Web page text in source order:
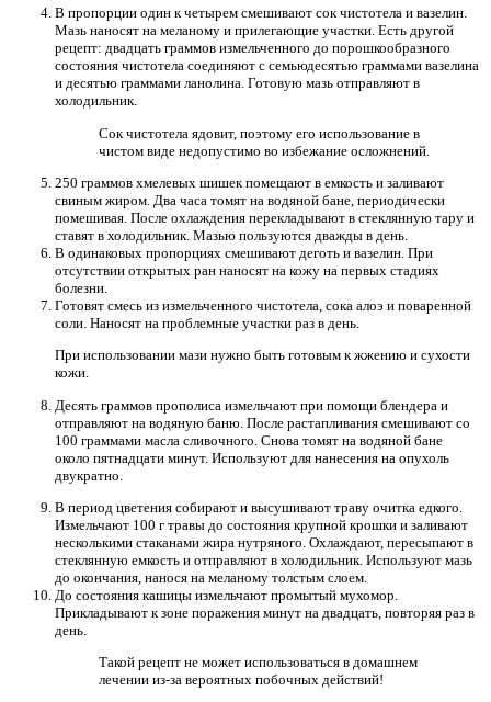
В пропорции один к четырем смешивают сок чистотела и вазелин.
Мазь наносят на меланому и прилегающие участки. Есть другой
рецепт: двадцать граммов измельченного до порошкообразного
состояния чистотела соединяют с семьюдесятью граммами вазелина
и десятью граммами ланолина. Готовую мазь отправляют в
холодильник.
Сок чистотела ядовит, поэтому его использование в
чистом виде недопустимо во избежание осложнений.
250 граммов хмелевых шишек помещают в емкость и заливают
свиным жиром. Два часа томят на водяной бане, периодически
помешивая. После охлаждения перекладывают в стеклянную тару и
ставят в холодильник. Мазью пользуются дважды в день.
В одинаковых пропорциях смешивают деготь и вазелин. При
отсутствии открытых ран наносят на кожу на первых стадиях
болезни.
Готовят смесь из измельченного чистотела, сока алоэ и поваренной
соли. Наносят на проблемные участки раз в день.
При использовании мази нужно быть готовым к жжению и сухости
кожи.
Десять граммов прополиса измельчают при помощи блендера и
отправляют на водяную баню. После растапливания смешивают со
100 граммами масла сливочного. Снова томят на водяной бане
около пятнадцати минут. Используют для нанесения на опухоль
двукратно.
В период цветения собирают и высушивают траву очитка едкого.
Измельчают 100 г травы до состояния крупной крошки и заливают
несколькими стаканами жира нутряного. Охлаждают, пересыпают в
стеклянную емкость и отправляют в холодильник. Используют мазь
до окончания, нанося на меланому толстым слоем.
До состояния кашицы измельчают промытый мухомор.
Прикладывают к зоне поражения минут на двадцать, повторяя раз в
день.
Такой рецепт не может использоваться в домашнем
лечении из-за вероятных побочных действий!